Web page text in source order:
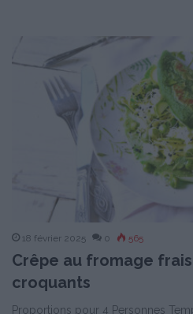
18 février 2025 0 565
Crêpe au fromage
croquants
Proportions pour 4 Personnes